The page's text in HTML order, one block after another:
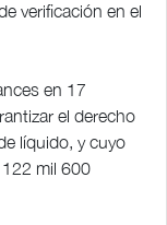
verificación en el
en 17
el derecho
líquido, y cuyo
mil 600